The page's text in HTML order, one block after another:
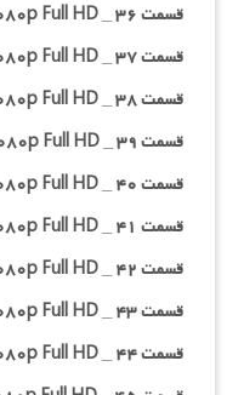
قسمت ۳۶ _ ۱۰۸۰p Full HD : | لینک مستقیم |
قسمت ۳۷ _ ۱۰۸۰p Full HD : | لینک مستقیم |
قسمت ۳۸ _ ۱۰۸۰p Full HD : | لینک مستقیم |
قسمت ۳۹ _ ۱۰۸۰p Full HD : | لینک مستقیم |
قسمت ۴۰ _ ۱۰۸۰p Full HD : | لینک مستقیم |
قسمت ۴۱ _ ۱۰۸۰p Full HD : | لینک مستقیم |
قسمت ۴۲ _ ۱۰۸۰p Full HD : | لینک مستقیم |
قسمت ۴۳ _ ۱۰۸۰p Full HD : | لینک مستقیم |
قسمت ۴۴ _ ۱۰۸۰p Full HD : | لینک مستقیم |